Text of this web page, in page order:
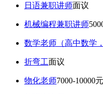
日语兼职讲师面议
机械编程兼职讲师
数学老师（高中数学
折弯工面议
物化老师7000-10000